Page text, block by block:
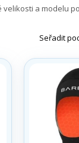
velikosti a modelu
Seřadit